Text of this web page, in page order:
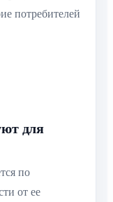
потребителей
для
по
от ее